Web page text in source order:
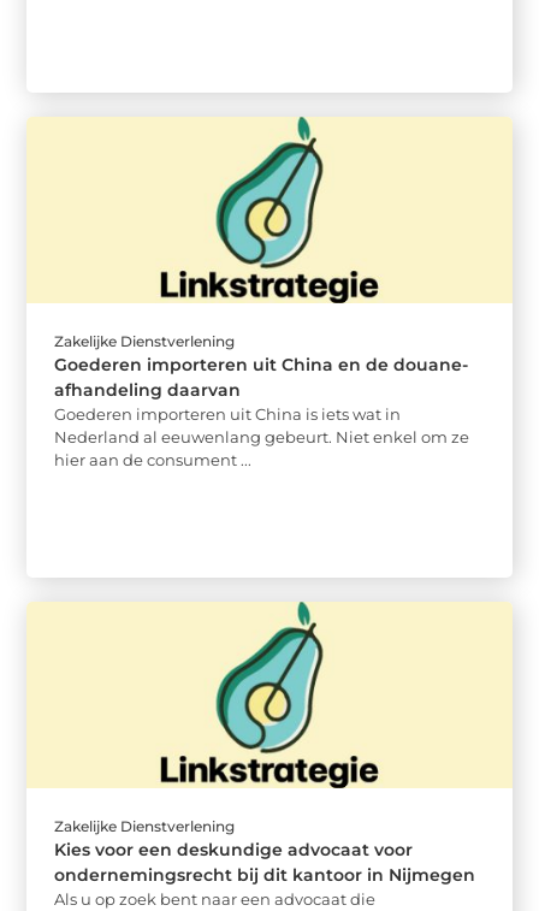
Zakelijke Dienstverlening
Goederen importeren uit China en de douane-
afhandeling daarvan
Goederen importeren uit China is iets wat in
Nederland al eeuwenlang gebeurt. Niet enkel om ze
hier aan de consument ...
Zakelijke Dienstverlening
Kies voor een deskundige advocaat voor
ondernemingsrecht bij dit kantoor in Nijmegen
Als u op zoek bent naar een advocaat die